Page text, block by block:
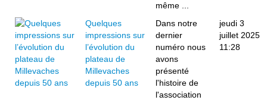
même ...
Quelques
impressions sur
l’évolution du
plateau de
Millevaches
depuis 50 ans
Dans notre
dernier
numéro nous
avons
présenté
l'histoire de
l'association
jeudi 3
juillet 2025
11:28